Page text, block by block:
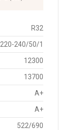
R32
220-240/50/1
12300
13700
A+
A+
522/690